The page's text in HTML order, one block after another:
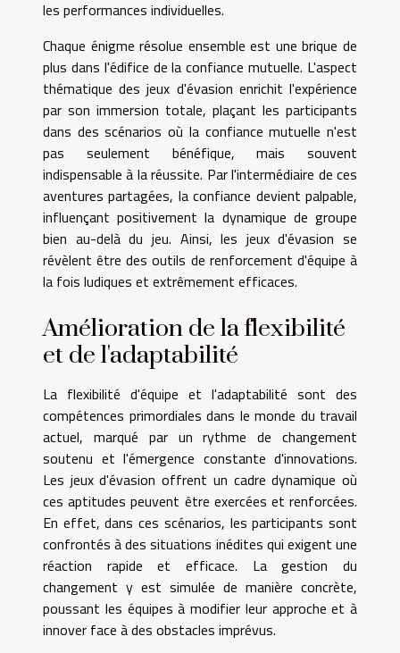
les performances individuelles.
Chaque énigme résolue ensemble est une brique de
plus dans l'édifice de la confiance mutuelle. L'aspect
thématique des jeux d'évasion enrichit l'expérience
par son immersion totale, plaçant les participants
dans des scénarios où la confiance mutuelle n'est
pas seulement bénéfique, mais souvent
indispensable à la réussite. Par l'intermédiaire de ces
aventures partagées, la confiance devient palpable,
influençant positivement la dynamique de groupe
bien au-delà du jeu. Ainsi, les jeux d'évasion se
révèlent être des outils de renforcement d'équipe à
la fois ludiques et extrêmement efficaces.
Amélioration de la flexibilité
et de l'adaptabilité
La flexibilité d'équipe et l'adaptabilité sont des
compétences primordiales dans le monde du travail
actuel, marqué par un rythme de changement
soutenu et l'émergence constante d'innovations.
Les jeux d'évasion offrent un cadre dynamique où
ces aptitudes peuvent être exercées et renforcées.
En effet, dans ces scénarios, les participants sont
confrontés à des situations inédites qui exigent une
réaction rapide et efficace. La gestion du
changement y est simulée de manière concrète,
poussant les équipes à modifier leur approche et à
innover face à des obstacles imprévus.